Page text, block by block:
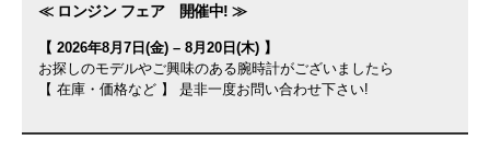
≪ ロンジン フェア 開催中! ≫
【 2026年8月7日(金) – 8月20日(木) 】
お探しのモデルやご興味のある腕時計がございましたら
【 在庫・価格など 】 是非一度お問い合わせ下さい!